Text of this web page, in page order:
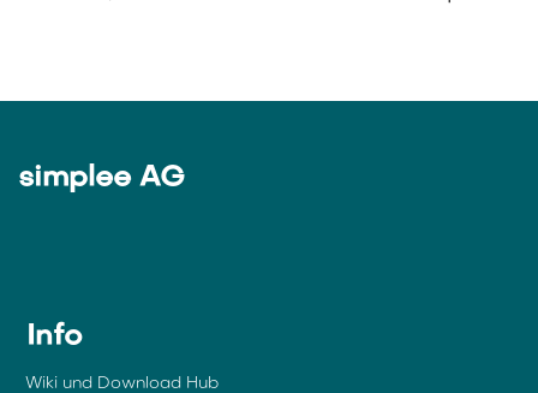
simplee AG
Info
Wiki und Download Hub